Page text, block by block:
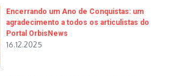
Encerrando um Ano de Conquistas: um
agradecimento a todos os articulistas do
Portal OrbisNews
16.12.2025